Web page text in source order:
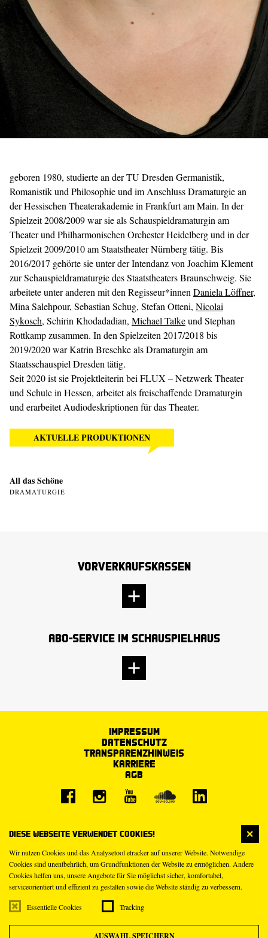
Diese Webseite verwendet Cookies!
Wir nutzen Cookies und das Analysetool etracker auf unserer Website. Notwendige
Cookies sind unentbehrlich, um Grundfunktionen der Website zu ermöglichen. Andere
Cookies helfen uns, unsere Angebote für Sie möglichst sicher, komfortabel,
serviceorientiert und effizient zu gestalten sowie die Website ständig zu verbessern.
Essentielle Cookies Tracking
AUSWAHL SPEICHERN
geboren 1980, studierte an der TU Dresden Germanistik,
Romanistik und Philosophie und im Anschluss Dramaturgie an
der Hessischen Theaterakademie in Frankfurt am Main. In der
Spielzeit 2008/2009 war sie als Schauspieldramaturgin am
Theater und Philharmonischen Orchester Heidelberg und in der
Spielzeit 2009/2010 am Staatstheater Nürnberg tätig. Bis
2016/2017 gehörte sie unter der Intendanz von Joachim Klement
zur Schauspieldramaturgie des Staatstheaters Braunschweig. Sie
arbeitete unter anderen mit den Regisseur*innen Daniela Löffner,
Mina Salehpour, Sebastian Schug, Stefan Otteni, Nicolai
Sykosch, Schirin Khodadadian, Michael Talkeund Stephan
Rottkamp zusammen. In den Spielzeiten 2017/2018 bis
2019/2020 war Katrin Breschke als Dramaturgin am
Staatsschauspiel Dresden tätig.
Seit 2020 ist sie Projektleiterin bei FLUX – Netzwerk Theater
und Schule in Hessen, arbeitet als freischaffende Dramaturgin
und erarbeitet Audiodeskriptionen für das Theater.
AKTUELLE PRODUKTIONEN
All das Schöne
DRAMATURGIE
Vorverkaufskassen
Abo-Service im Schauspielhaus
Impressum
Datenschutz
Transparenzhinweis
Karriere
AGB